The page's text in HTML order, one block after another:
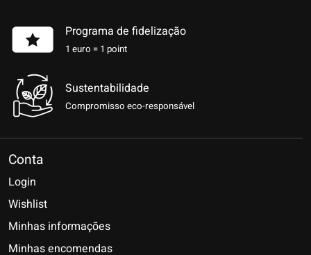
Programa de fidelização
1 euro = 1 point
Sustentabilidade
Compromisso eco-responsável
Conta
Login
Wishlist
Minhas informações
Minhas encomendas